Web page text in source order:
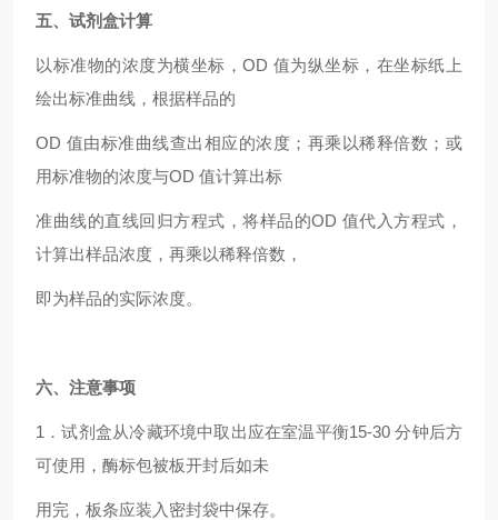
五、试剂盒计算
以标准物的浓度为横坐标，OD 值为纵坐标，在坐标纸上
绘出标准曲线，根据样品的
OD 值由标准曲线查出相应的浓度；再乘以稀释倍数；或
用标准物的浓度与OD 值计算出标
准曲线的直线回归方程式，将样品的OD 值代入方程式，
计算出样品浓度，再乘以稀释倍数，
即为样品的实际浓度。
六、注意事项
1 ．试剂盒从冷藏环境中取出应在室温平衡15-30 分钟后方
可使用，酶标包被板开封后如未
用完，板条应装入密封袋中保存。